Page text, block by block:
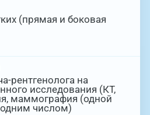
(прямая и боковая
рентгенолога на
исследования (КТ,
маммография (одной
числом)